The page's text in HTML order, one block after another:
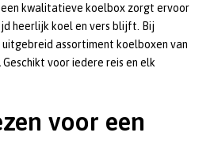
kwalitatieve koelbox zorgt ervoor
heerlijk koel en vers blijft. Bij
assortiment koelboxen van
Geschikt voor iedere reis en elk
voor een